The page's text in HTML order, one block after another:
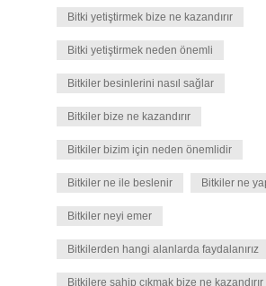
Bitki yetiştirmek bize ne kazandırır
Bitki yetiştirmek neden önemli
Bitkiler besinlerini nasıl sağlar
Bitkiler bize ne kazandırır
Bitkiler bizim için neden önemlidir
Bitkiler ne ile beslenir Bitkiler ne
Bitkiler neyi emer
Bitkilerden hangi alanlarda faydalanırız
Bitkilere sahip çıkmak bize ne kazandırır